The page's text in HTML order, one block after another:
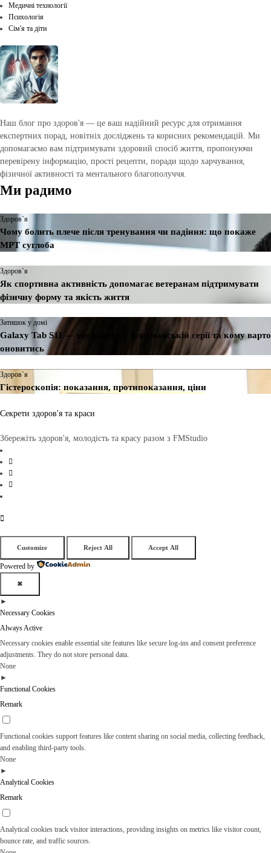
Медичні технології
Психологія
Сім'я та діти
Наш блог про здоров'я — це ваш надійний ресурс для отримання
експертних порад, новітніх досліджень та корисних рекомендацій. Ми
допомагаємо вам підтримувати здоровий спосіб життя, пропонуючи
перевірену інформацію, прості рецепти, поради щодо харчування,
фізичної активності та ментального благополуччя.
Ми радимо
Здоров`я
Чому болить плече після тренування чи падіння: що покаже
МРТ суглоба
Здоров`я
Як спортивна активність допомагає ветеранам підтримувати
фізичну форму та якість життя
Затишок у домі
Galaxy Tab S11 — що нового у флагманській серії та кому варто
оновитись
Здоров`я
Гістероскопія: показання, протипоказання, ціни
Секрети здоров'я та краси
Збережіть здоров'я, молодість та красу разом з FMStudio
Customize Reject All Accept All
Powered by
✖
►
Necessary Cookies
Always Active
Necessary cookies enable essential site features like secure log-ins and consent preference
adjustments. They do not store personal data.
None
►
Functional Cookies
Remark
Functional cookies support features like content sharing on social media, collecting feedback,
and enabling third-party tools.
None
►
Analytical Cookies
Remark
Analytical cookies track visitor interactions, providing insights on metrics like visitor count,
bounce rate, and traffic sources.